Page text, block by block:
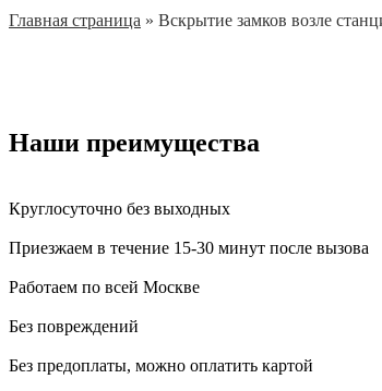
Главная страница » Вскрытие замков возле
Наши преимущества
Круглосуточно без выходных
Приезжаем в течение 15-30 минут после вызова
Работаем по всей Москве
Без повреждений
Без предоплаты, можно оплатить картой